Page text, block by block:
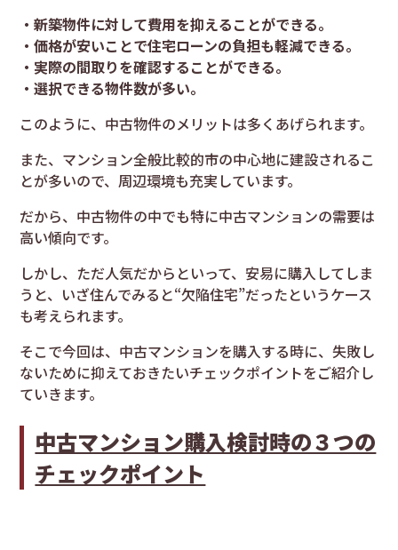
・新築物件に対して費用を抑えることができる。
・価格が安いことで住宅ローンの負担も軽減できる。
・実際の間取りを確認することができる。
・選択できる物件数が多い。
このように、中古物件のメリットは多くあげられます。
また、マンション全般比較的市の中心地に建設されるこ
とが多いので、周辺環境も充実しています。
だから、中古物件の中でも特に中古マンションの需要は
高い傾向です。
しかし、ただ人気だからといって、安易に購入してしま
うと、いざ住んでみると“欠陥住宅”だったというケース
も考えられます。
そこで今回は、中古マンションを購入する時に、失敗し
ないために抑えておきたいチェックポイントをご紹介し
ていきます。
中古マンション購入検討時の３つの
チェックポイント